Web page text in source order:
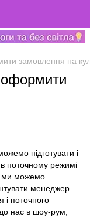
замовлення на
оформити
підготувати і
поточному режимі
ми можемо
менеджер.
і поточного
нас в шоу-рум,